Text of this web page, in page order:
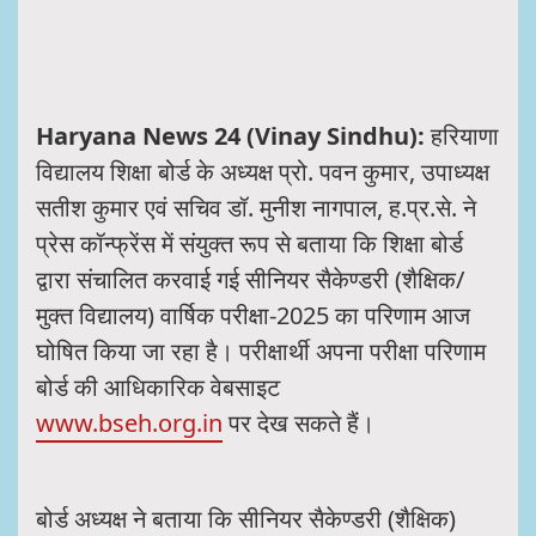
Haryana News 24 (Vinay Sindhu):हरियाणा
विद्यालय शिक्षा बोर्ड के अध्यक्ष प्रो. पवन कुमार, उपाध्यक्ष
सतीश कुमार एवं सचिव डॉ. मुनीश नागपाल, ह.प्र.से. ने
प्रेस कॉन्फ्रेंस में संयुक्त रूप से बताया कि शिक्षा बोर्ड
द्वारा संचालित करवाई गई सीनियर सैकेण्डरी (शैक्षिक/
मुक्त विद्यालय) वार्षिक परीक्षा-2025 का परिणाम आज
घोषित किया जा रहा है। परीक्षार्थी अपना परीक्षा परिणाम
बोर्ड की आधिकारिक वेबसाइट
www.bseh.org.inपर देख सकते हैं।
बोर्ड अध्यक्ष ने बताया कि सीनियर सैकेण्डरी (शैक्षिक)